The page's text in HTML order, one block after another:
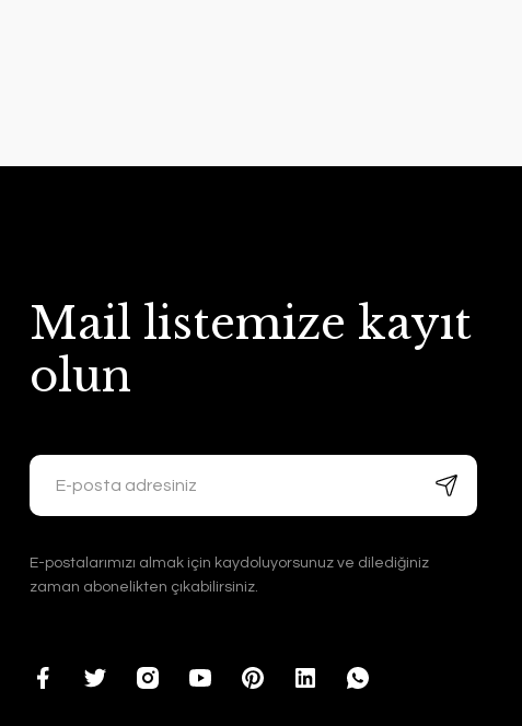
Mail listemize kayıt
olun
E-postalarımızı almak için kaydoluyorsunuz ve dilediğiniz
zaman abonelikten çıkabilirsiniz.